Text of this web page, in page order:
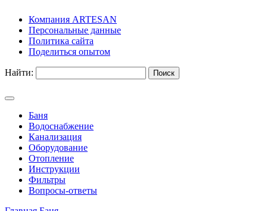
Компания ARTESAN
Персональные данные
Политика сайта
Поделиться опытом
Найти:
Баня
Водоснабжение
Канализация
Оборудование
Отопление
Инструкции
Фильтры
Вопросы-ответы